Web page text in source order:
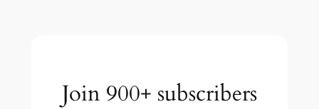
Join 900+ subscribers